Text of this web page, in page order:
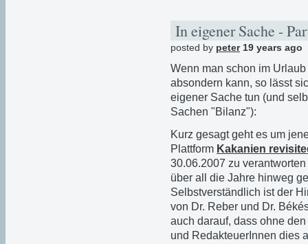
In eigener Sache -
posted by peter19 years ago
Wenn man schon im Urlaub
absondern kann, so lässt
eigener Sache tun (und
Sachen "Bilanz"):
Kurz gesagt geht es um
Plattform Kakanien
30.06.2007 zu
über all die Jahre hinweg
Selbstverständlich ist der
von Dr. Reber und Dr.
auch darauf, dass ohne
und RedakteuerInnen dies